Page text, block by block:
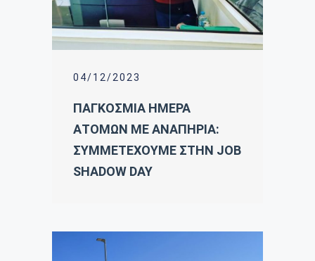
04/12/2023
ΠΑΓΚΟΣΜΙΑ ΗΜΕΡΑ
ΑΤΟΜΩΝ ΜΕ ΑΝΑΠΗΡΙΑ:
ΣΥΜΜΕΤΕΧΟΥΜΕ ΣΤΗΝ JOB
SHADOW DAY